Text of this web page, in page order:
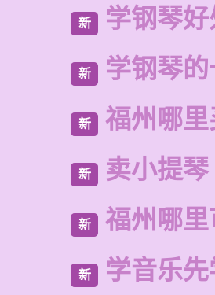
新 学钢琴
新 学钢琴
新 福州哪
新 卖小提
新 福州哪
新 学音乐